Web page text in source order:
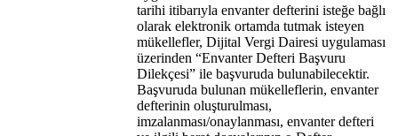
tarihi itibarıyla envanter defterini isteğe bağlı
olarak elektronik ortamda tutmak isteyen
mükellefler, Dijital Vergi Dairesi uygulaması
üzerinden “Envanter Defteri Başvuru
Dilekçesi” ile başvuruda bulunabilecektir.
Başvuruda bulunan mükelleflerin, envanter
defterinin oluşturulması,
imzalanması/onaylanması, envanter defteri